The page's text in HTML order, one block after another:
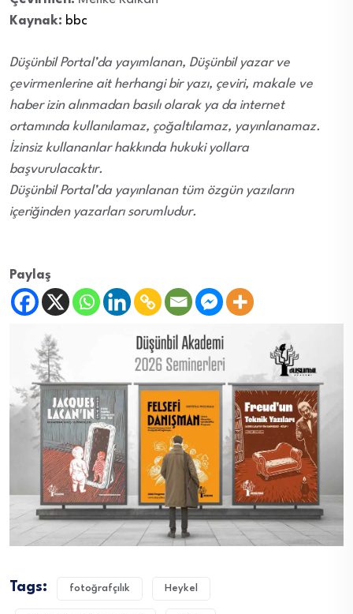
Kaynak: bbc
Düşünbil Portal’da yayımlanan, Düşünbil yazar ve
çevirmenlerine ait herhangi bir yazı, çeviri, makale ve
haber izin alınmadan basılı olarak ya da internet
ortamında kullanılamaz, çoğaltılamaz, yayınlanamaz.
İzinsiz kullananlar hakkında hukuki yollara
başvurulacaktır.
Düşünbil Portal’da yayınlanan tüm özgün yazıların
içeriğinden yazarları sorumludur.
Paylaş
Tags: fotoğrafçılık Heykel